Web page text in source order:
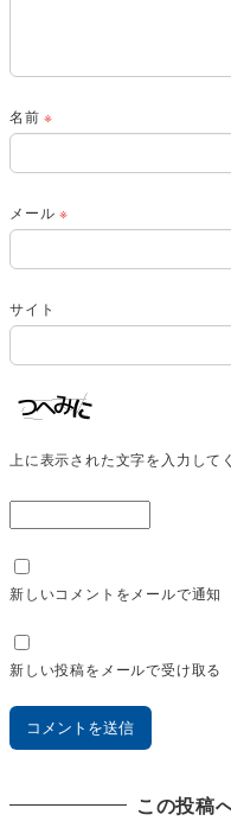
名前※
メール※
サイト
上に表示された文字を入力して
新しいコメントをメールで通知
新しい投稿をメールで受け取る
この投稿